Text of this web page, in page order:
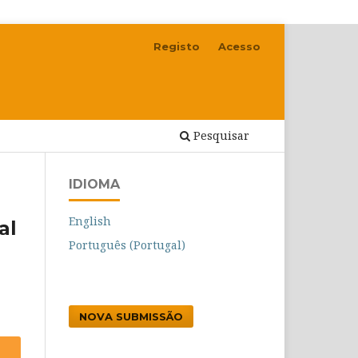
Pesquisar
Registo Acesso
IDIOMA
English
Português (Portugal)
NOVA SUBMISSÃO